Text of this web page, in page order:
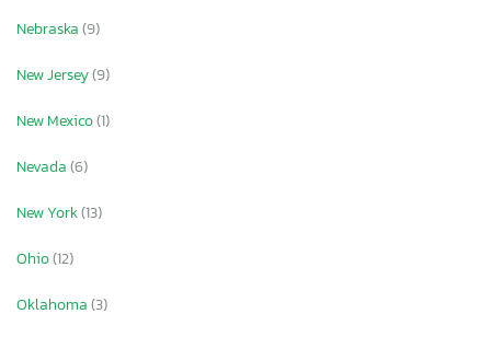
Nebraska(9)
New Jersey(9)
New Mexico(1)
Nevada(6)
New York(13)
Ohio(12)
Oklahoma(3)